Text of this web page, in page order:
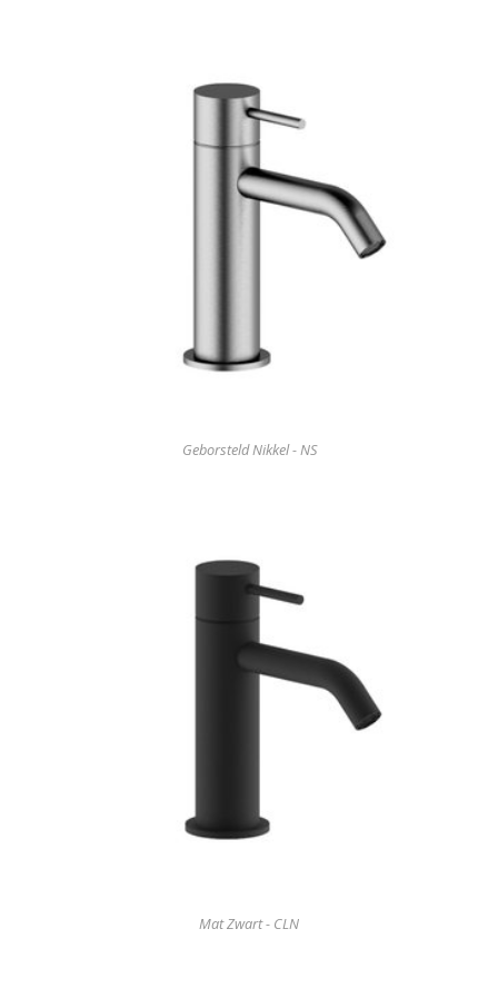
Geborsteld Nikkel - NS
Mat Zwart - CLN